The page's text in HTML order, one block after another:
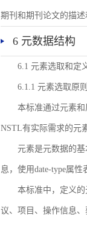
期刊和期刊论文的描
6 元数据结构
6.1 元素选取和定
6.1.1 元素选取原
本标准通过元素
NSTL有实际需求的元
元素是元数据的
息，使用date-type属
本标准中，定义
议、项目、操作信息